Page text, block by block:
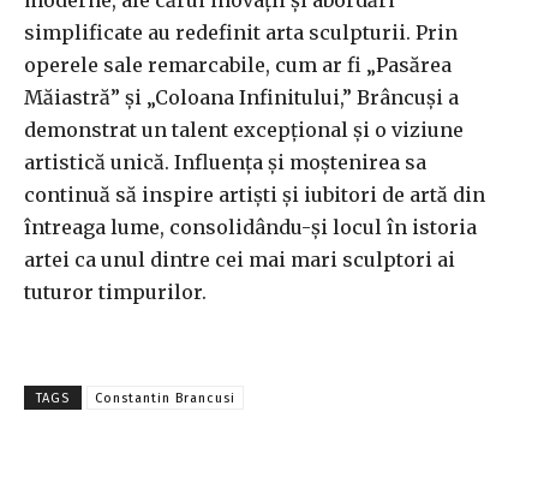
simplificate au redefinit arta sculpturii. Prin
operele sale remarcabile, cum ar fi „Pasărea
Măiastră” și „Coloana Infinitului,” Brâncuși a
demonstrat un talent excepțional și o viziune
artistică unică. Influența și moștenirea sa
continuă să inspire artiști și iubitori de artă din
întreaga lume, consolidându-și locul în istoria
artei ca unul dintre cei mai mari sculptori ai
tuturor timpurilor.
TAGS Constantin Brancusi